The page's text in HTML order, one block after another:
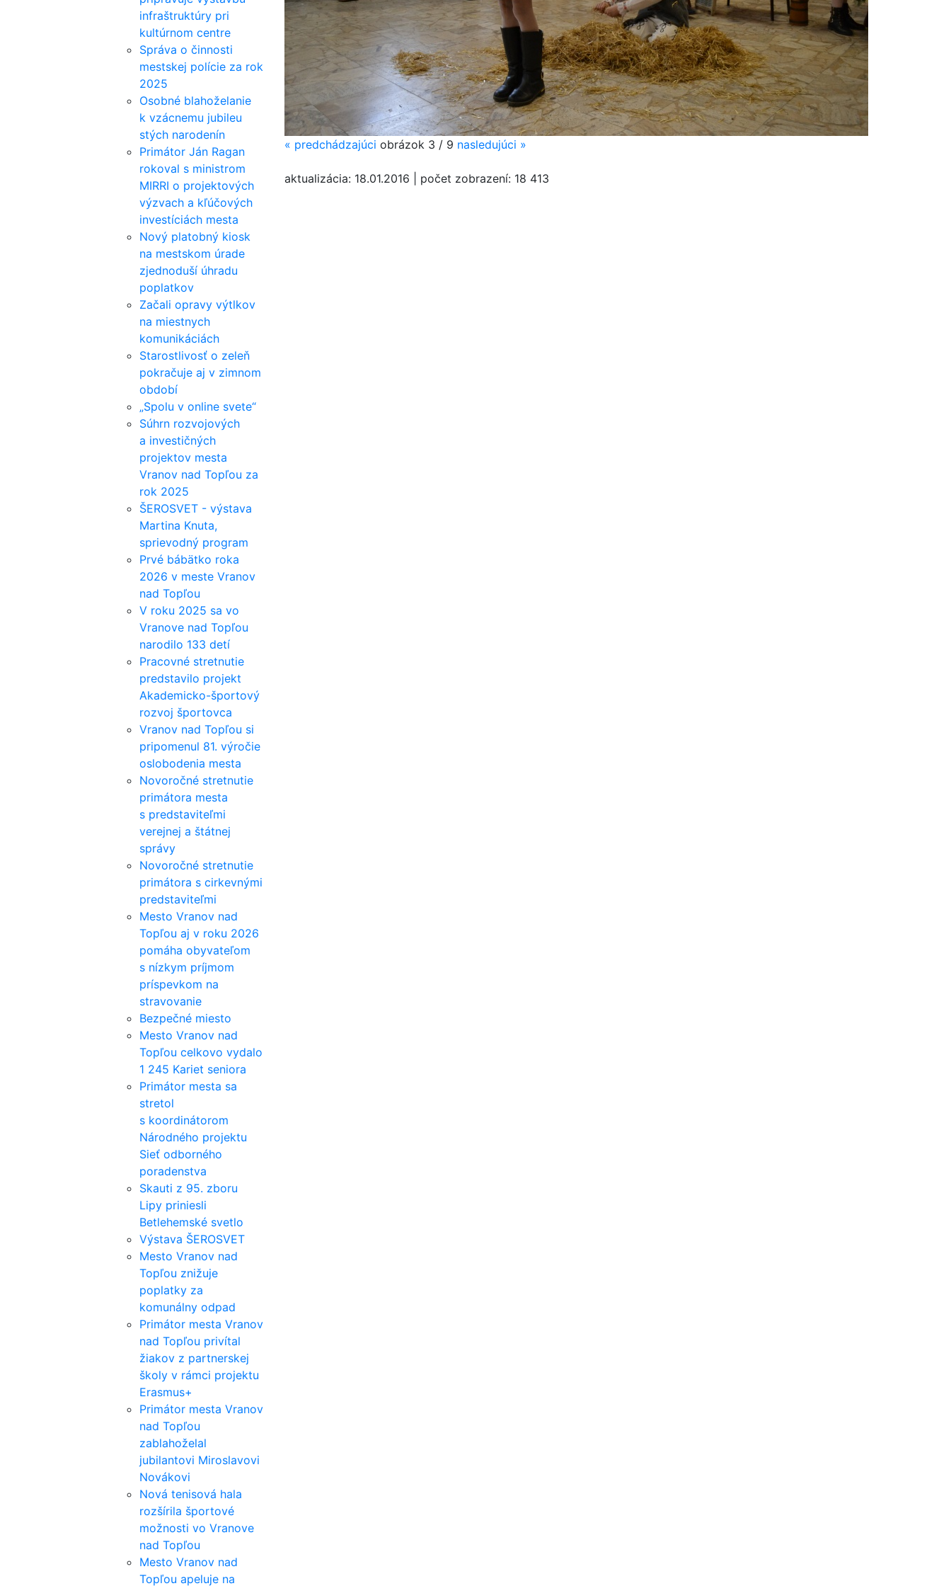
infraštruktúry pri
kultúrnom centre
Správa o činnosti
mestskej polície za rok
2025
Osobné blahoželanie
k vzácnemu jubileu
stých narodenín
Primátor Ján Ragan
rokoval s ministrom
MIRRI o projektových
výzvach a kľúčových
investíciách mesta
Nový platobný kiosk
na mestskom úrade
zjednoduší úhradu
poplatkov
Začali opravy výtlkov
na miestnych
komunikáciách
Starostlivosť o zeleň
pokračuje aj v zimnom
období
„Spolu v online svete“
Súhrn rozvojových
a investičných
projektov mesta
Vranov nad Topľou za
rok 2025
ŠEROSVET - výstava
Martina Knuta,
sprievodný program
Prvé bábätko roka
2026 v meste Vranov
nad Topľou
V roku 2025 sa vo
Vranove nad Topľou
narodilo 133 detí
Pracovné stretnutie
predstavilo projekt
Akademicko-športový
rozvoj športovca
Vranov nad Topľou si
pripomenul 81. výročie
oslobodenia mesta
Novoročné stretnutie
primátora mesta
s predstaviteľmi
verejnej a štátnej
správy
Novoročné stretnutie
primátora s cirkevnými
predstaviteľmi
Mesto Vranov nad
Topľou aj v roku 2026
pomáha obyvateľom
s nízkym príjmom
príspevkom na
stravovanie
Bezpečné miesto
Mesto Vranov nad
Topľou celkovo vydalo
1 245 Kariet seniora
Primátor mesta sa
stretol
s koordinátorom
Národného projektu
Sieť odborného
poradenstva
Skauti z 95. zboru
Lipy priniesli
Betlehemské svetlo
Výstava ŠEROSVET
Mesto Vranov nad
Topľou znižuje
poplatky za
komunálny odpad
Primátor mesta Vranov
nad Topľou privítal
žiakov z partnerskej
školy v rámci projektu
Erasmus+
Primátor mesta Vranov
nad Topľou
zablahoželal
jubilantovi Miroslavovi
Novákovi
Nová tenisová hala
rozšírila športové
možnosti vo Vranove
nad Topľou
Mesto Vranov nad
Topľou apeluje na
« predchádzajúci obrázok 3 / 9 nasledujúci »
aktualizácia: 18.01.2016 počet zobrazení: 18 413